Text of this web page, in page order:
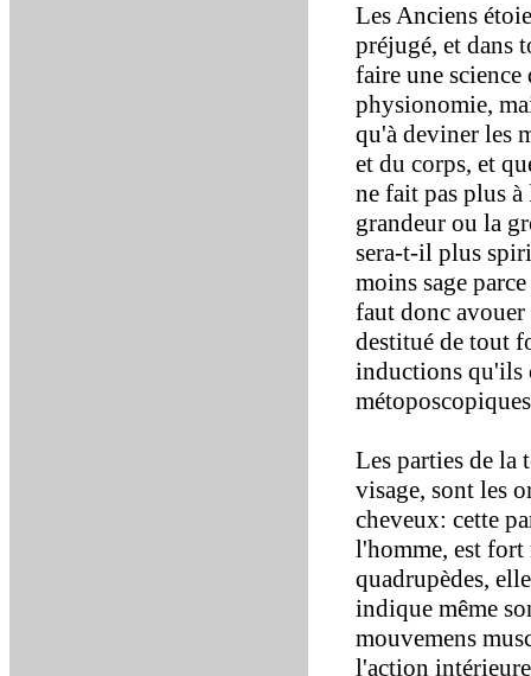
Les Anciens
préjugé, et dans
faire une
physionomie,
qu'à deviner les
et du corps, et
ne fait pas plus
grandeur ou la
sera-t-il plus
moins sage
faut donc
destitué de tout
inductions qu'ils
Les parties de la
visage, sont les
cheveux: cette
l'homme, est fort
quadrupèdes,
indique même
mouvemens
l'action